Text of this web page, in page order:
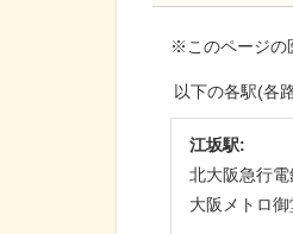
※このページの
以下の各駅(各
江坂駅:
北大阪急行電
大阪メトロ御